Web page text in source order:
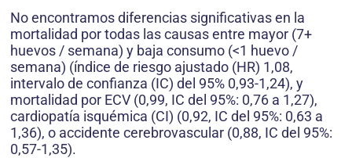
No encontramos diferencias significativas en la
mortalidad por todas las causas entre mayor (7+
huevos / semana) y baja consumo (<1 huevo /
semana) (índice de riesgo ajustado (HR) 1,08,
intervalo de confianza (IC) del 95% 0,93-1,24), y
mortalidad por ECV (0,99, IC del 95%: 0,76 a 1,27),
cardiopatía isquémica (CI) (0,92, IC del 95%: 0,63 a
1,36), o accidente cerebrovascular (0,88, IC del 95%:
0,57-1,35).